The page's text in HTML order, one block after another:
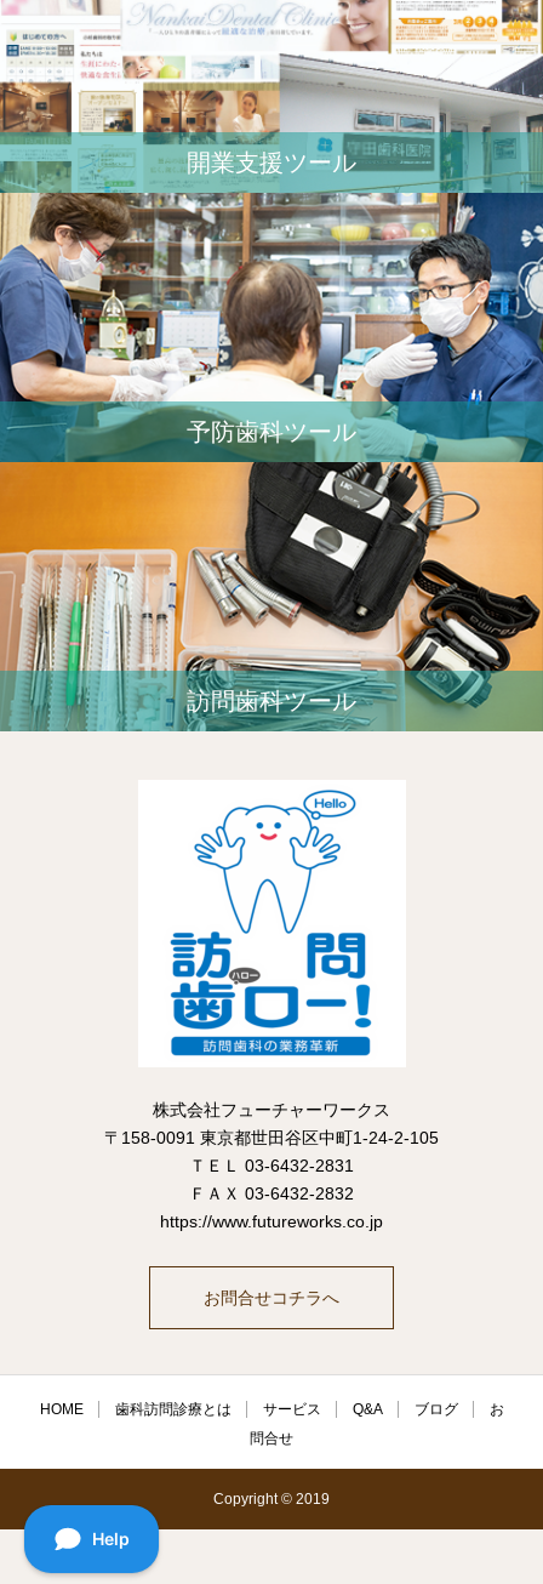
開業⽀援ツール
予防歯科ツール
訪問歯科ツール
株式会社フューチャーワークス
〒158-0091 東京都世田谷区中町1-24-2-105
ＴＥＬ 03-6432-2831
ＦＡＸ 03-6432-2832
https://www.futureworks.co.jp
お問合せコチラへ
HOME 歯科訪問診療とは サービス Q&A ブログ
お
問合せ
Copyright © 2019
電話番号